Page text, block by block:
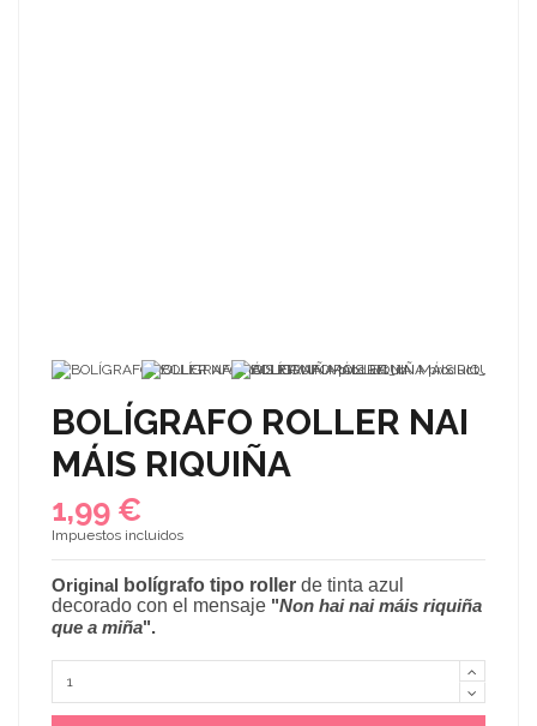
BOLÍGRAFO ROLLER NAI
MÁIS RIQUIÑA
1,99 €
Impuestos incluidos
Original bolígrafo tipo roller de tinta azul
decorado con el mensaje "Non hai nai máis riquiña
que a miña".